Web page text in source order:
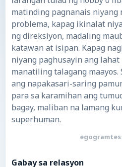
matinding pagnanais niyang
problema, kapag ikinalat
ng direksiyon, madaling
katawan at isipan. Kapag
niyang paghusayin ang
manatiling talagang
ang napakasari-saring
para sa karamihan ang
bagay, maliban na lamang
superhuman.
Gabay sa relasyon